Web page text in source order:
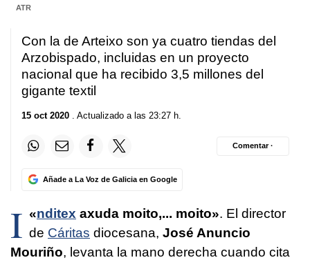
ATR
Con la de Arteixo son ya cuatro tiendas del
Arzobispado, incluidas en un proyecto
nacional que ha recibido 3,5 millones del
gigante textil
15 oct 2020 . Actualizado a las 23:27 h.
Añade a La Voz de Galicia en Google
Comentar ·
«
I nditex axuda moito,... moito». El director
de Cáritas diocesana, José Anuncio
Mouriño, levanta la mano derecha cuando cita